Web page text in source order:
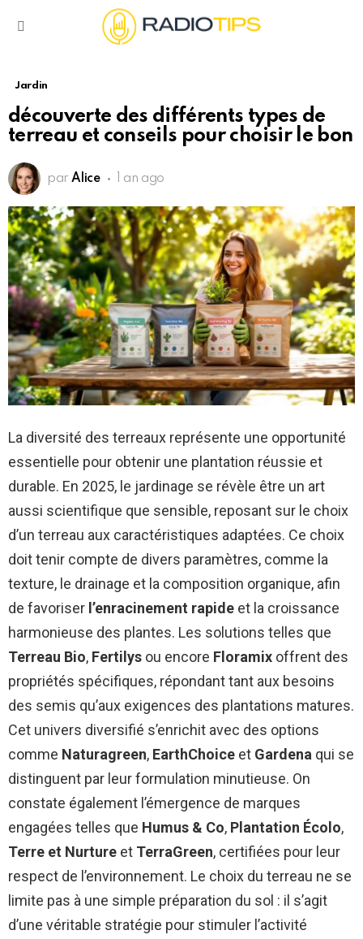
Jardin
découverte des différents types de
terreau et conseils pour choisir le bon
par Alice 1 an ago
La diversité des terreaux représente une opportunité
essentielle pour obtenir une plantation réussie et
durable. En 2025, le jardinage se révèle être un art
aussi scientifique que sensible, reposant sur le choix
d’un terreau aux caractéristiques adaptées. Ce choix
doit tenir compte de divers paramètres, comme la
texture, le drainage et la composition organique, afin
de favoriser l’enracinement rapide et la croissance
harmonieuse des plantes. Les solutions telles que
Terreau Bio, Fertilys ou encore Floramix offrent des
propriétés spécifiques, répondant tant aux besoins
des semis qu’aux exigences des plantations matures.
Cet univers diversifié s’enrichit avec des options
comme Naturagreen, EarthChoice et Gardena qui se
distinguent par leur formulation minutieuse. On
constate également l’émergence de marques
engagées telles que Humus & Co, Plantation Écolo,
Terre et Nurture et TerraGreen, certifiées pour leur
respect de l’environnement. Le choix du terreau ne se
limite pas à une simple préparation du sol : il s’agit
d’une véritable stratégie pour stimuler l’activité